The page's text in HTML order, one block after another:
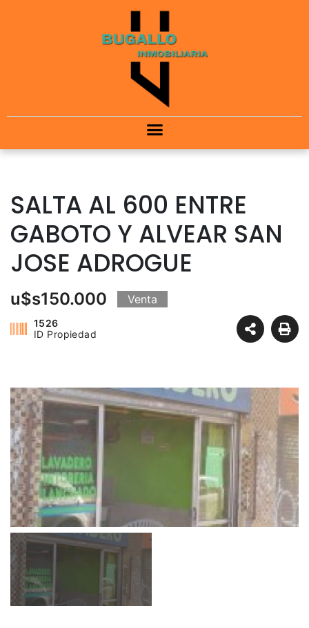
SALTA AL 600 ENTRE
GABOTO Y ALVEAR SAN
JOSE ADROGUE
u$s150.000 Venta
1526
ID Propiedad